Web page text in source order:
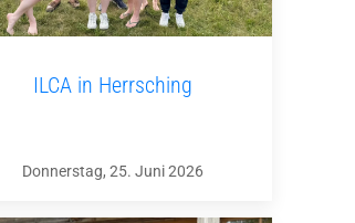
ILCA in Herrsching
Donnerstag, 25. Juni 2026